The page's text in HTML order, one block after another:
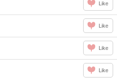
Like
Like
Like
Like